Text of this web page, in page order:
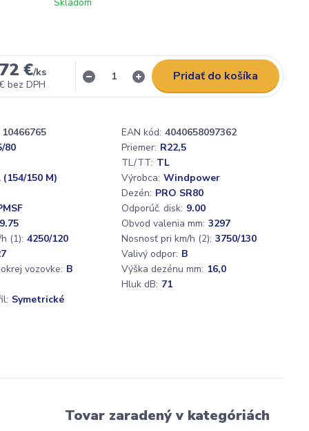
€/ks
bez DPH
Pridať do košíka
10466765 EAN kód: 4040658097362
80 Priemer: R22,5
TL/TT: TL
(154/150 M) Výrobca: Windpower
Dezén: PRO SR80
Odporúč. disk: 9.00
9.75 Obvod valenia mm: 3297
(1): 4250/120 Nosnosť pri km/h (2): 3750/130
Valivý odpor: B
vozovke: B Výška dezénu mm: 16,0
Hluk dB: 71
Symetrické
Tovar zaradený v kategóriách